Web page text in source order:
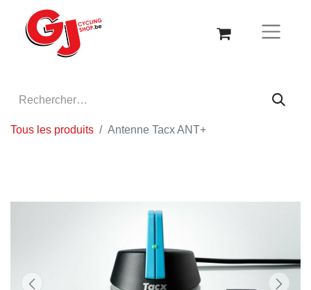
Tous les produits Antenne Tacx ANT+